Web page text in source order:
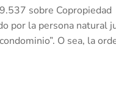
sobre
por la persona natural
O sea, la